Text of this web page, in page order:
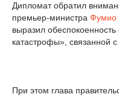
Дипломат обратил
премьер-министра Фумио
выразил
катастрофы», связанной
При этом глава